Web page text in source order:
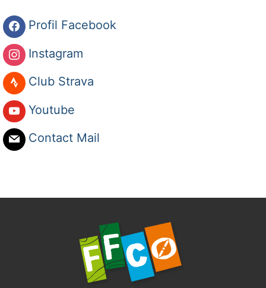
Profil Facebook
Instagram
Club Strava
Youtube
Contact Mail